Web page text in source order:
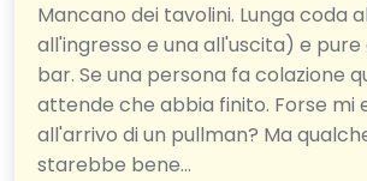
Mancano dei tavolini. Lunga coda
all'ingresso e una all'uscita) e
bar. Se una persona fa colazione
attende che abbia finito. Forse mi
all'arrivo di un pullman? Ma
starebbe bene...